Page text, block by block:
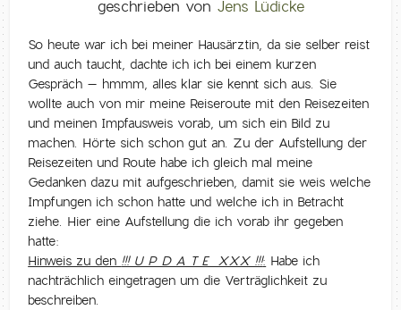
geschrieben von Jens Lüdicke
So heute war ich bei meiner Hausärztin, da sie selber reist
und auch taucht, dachte ich ich bei einem kurzen
Gespräch – hmmm, alles klar sie kennt sich aus. Sie
wollte auch von mir meine Reiseroute mit den Reisezeiten
und meinen Impfausweis vorab, um sich ein Bild zu
machen. Hörte sich schon gut an. Zu der Aufstellung der
Reisezeiten und Route habe ich gleich mal meine
Gedanken dazu mit aufgeschrieben, damit sie weis welche
Impfungen ich schon hatte und welche ich in Betracht
ziehe. Hier eine Aufstellung die ich vorab ihr gegeben
hatte:
Hinweis zu den !!! U P D A T E XXX !!!: Habe ich
nachträchlich eingetragen um die Verträglichkeit zu
beschreiben.